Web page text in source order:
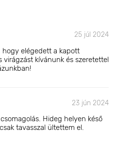
25 júl 2024
elégedett a kapott
virágzást kívánunk és szeretettel
23 jún 2024
Hideg helyen késő
tavasszal ültettem el.